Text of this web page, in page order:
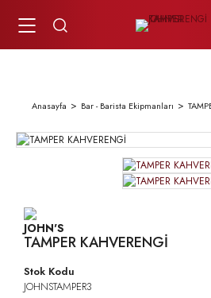
Anasayfa Bar - Barista Ekipmanları
TAMPER KAHVERENGİ
Stok Kodu
JOHNSTAMPER3